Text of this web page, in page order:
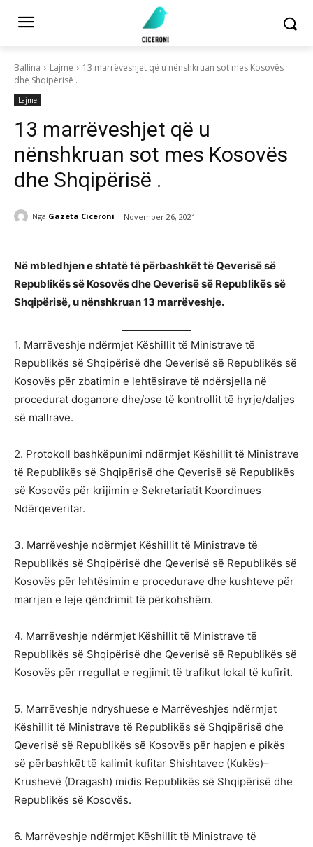
Ballina Lajme
13 marrëveshjet që u nënshkruan sot mes Kosovës
dhe Shqipërisë .
Lajme
13 marrëveshjet që u
nënshkruan sot mes Kosovës
dhe Shqipërisë .
Nga Gazeta Ciceroni November 26, 2021
Në mbledhjen e shtatë të përbashkët të Qeverisë së
Republikës së Kosovës dhe Qeverisë së Republikës së
Shqipërisë, u nënshkruan 13 marrëveshje.
1. Marrëveshje ndërmjet Këshillit të Ministrave të
Republikës së Shqipërisë dhe Qeverisë së Republikës së
Kosovës për zbatimin e lehtësirave të ndërsjella në
procedurat doganore dhe/ose të kontrollit të hyrje/daljes
së mallrave.
2. Protokoll bashkëpunimi ndërmjet Këshillit të Ministrave
të Republikës së Shqipërisë dhe Qeverisë së Republikës
së Kosovës për krijimin e Sekretariatit Koordinues
Ndërqeveritar.
3. Marrëveshje ndërmjet Këshillit të Ministrave të
Republikës së Shqipërisë dhe Qeverisë së Republikës së
Kosovës për lehtësimin e procedurave dhe kushteve për
marrjen e leje qëndrimit të përkohshëm.
4. Marrëveshje ndërmjet Këshillit të Ministrave të
Republikës së Shqipërisë dhe Qeverisë së Republikës së
Kosovës për rregullat e regjimit të trafikut lokal të kufirit.
5. Marrëveshje ndryshuese e Marrëveshjes ndërmjet
Këshillit të Ministrave të Republikës së Shqipërisë dhe
Qeverisë së Republikës së Kosovës për hapjen e pikës
së përbashkët të kalimit kufitar Shishtavec (Kukës)–
Krushevë (Dragash) midis Republikës së Shqipërisë dhe
Republikës së Kosovës.
6. Marrëveshje ndërmjet Këshillit të Ministrave të